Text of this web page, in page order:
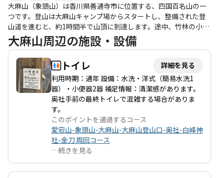
大麻山（象頭山）は香川県善通寺市に位置する、四国百名山の一
つです。登山は大麻山キャンプ場からスタートし、整備された登
山道を進むと、約1時間半で山頂に到達します。途中、竹林の小径
や古墳を眺めながらの癒しのひとときを楽しめます。 山頂からの
眺望は素晴らしく、讃岐富士（飯野山）や瀬戸大橋、さらには遠
くの岡山まで見渡せる絶景が広がります。特に、朝靄の中に浮か
ぶ山々の風景は心をウキウキさせ、達成感を感じることができる
でしょう。登山者たちからは「展望台からの景色は圧巻」との声
も上がっており、特に晴れた日にはその美しさが際立ちます。 こ
のコースは初心者から健脚者まで楽しめるため、家族連れや友人
同士での登山にも適しています。ただし、夏場は藪蚊が多く出る
ため、虫除けスプレーを持参することをおすすめします。また、
登山道には一部注意が必要な箇所もあるため、事前に地図を確認
しておくと安心です。 周辺には温泉やグルメスポットも豊富で、
登山後には讃岐うどんを楽しむこともできます。大麻山は、自然
の美しさと歴史的な古墳を同時に楽しめる魅力的な登山コースで
す。次回は象頭山や琴平山への縦走も計画してみてはいかがでし
大麻山周辺の施設・設備
トイレ
詳細を見る
利用時期：通年 設備：水洗・洋式（簡易水洗1
器）・小便器2器 補足情報：清潔感があります。
奥社手前の最終トイレで混雑する場合がありま
す。
このポイントを通過するコース
愛宕山-象頭山-大麻山-大麻山登山口-奥社-白峰神
社-金刀 周回コース
…続きを見る